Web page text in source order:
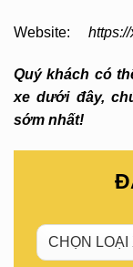
Website:
Quý khách có
xe dưới đây,
sớm nhất!